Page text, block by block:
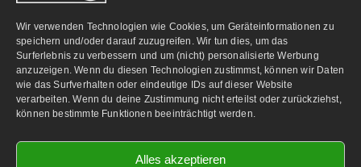
Wir verwenden Technologien wie Cookies, um Geräteinformationen zu
speichern und/oder darauf zuzugreifen. Wir tun dies, um das
Surferlebnis zu verbessern und um (nicht) personalisierte Werbung
anzuzeigen. Wenn du diesen Technologien zustimmst, können wir Daten
wie das Surfverhalten oder eindeutige IDs auf dieser Website
verarbeiten. Wenn du deine Zustimmung nicht erteilst oder zurückziehst,
können bestimmte Funktionen beeinträchtigt werden.
Alles akzeptieren